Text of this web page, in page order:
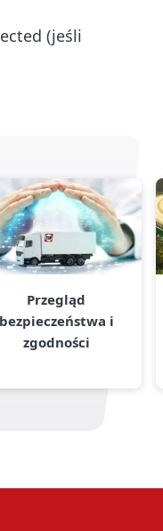
(jeśli
Przegląd
bezpieczeństwa i
zgodności